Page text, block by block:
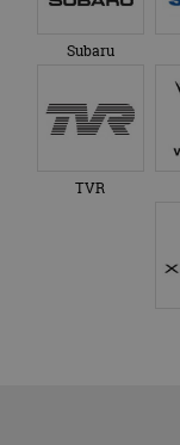
Subaru
TVR